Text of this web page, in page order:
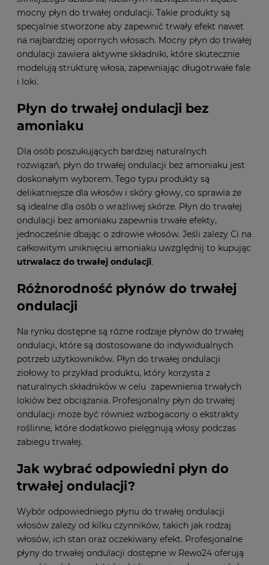
mocny płyn do trwałej ondulacji. Takie produkty są
specjalnie stworzone aby zapewnić trwały efekt nawet
na najbardziej opornych włosach. Mocny płyn do trwałej
ondulacji zawiera aktywne składniki, które skutecznie
modelują strukturę włosa, zapewniając długotrwałe fale
i loki.
Płyn do trwałej ondulacji bez
amoniaku
Dla osób poszukujących bardziej naturalnych
rozwiązań, płyn do trwałej ondulacji bez amoniaku jest
doskonałym wyborem. Tego typu produkty są
delikatniejsze dla włosów i skóry głowy, co sprawia że
są idealne dla osób o wrażliwej skórze. Płyn do trwałej
ondulacji bez amoniaku zapewnia trwałe efekty,
jednocześnie dbając o zdrowie włosów. Jeśli zależy Ci na
całkowitym uniknięciu amoniaku uwzględnij to kupując
utrwalacz do trwałej ondulacji.
Różnorodność płynów do trwałej
ondulacji
Na rynku dostępne są różne rodzaje płynów do trwałej
ondulacji, które są dostosowane do indywidualnych
potrzeb użytkowników. Płyn do trwałej ondulacji
ziołowy to przykład produktu, który korzysta z
naturalnych składników w celu zapewnienia trwałych
lokiów bez obciążania. Profesjonalny płyn do trwałej
ondulacji może być również wzbogacony o ekstrakty
roślinne, które dodatkowo pielęgnują włosy podczas
zabiegu trwałej.
Jak wybrać odpowiedni płyn do
trwałej ondulacji?
Wybór odpowiedniego płynu do trwałej ondulacji
włosów zależy od kilku czynników, takich jak rodzaj
włosów, ich stan oraz oczekiwany efekt. Profesjonalne
płyny do trwałej ondulacji dostępne w Rewo24 oferują